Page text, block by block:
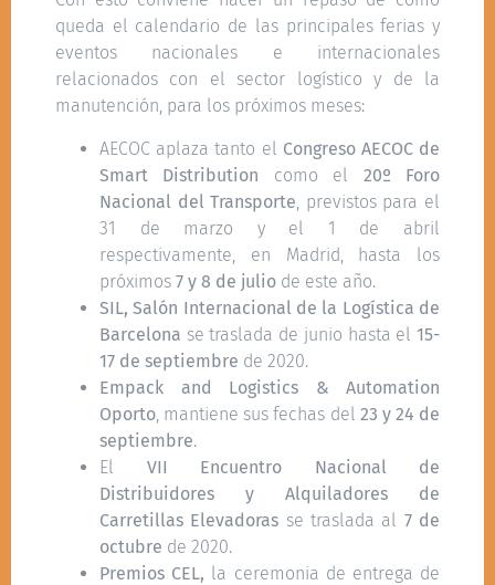
queda el calendario de las principales ferias y
eventos nacionales e internacionales
relacionados con el sector logístico y de la
manutención, para los próximos meses:
AECOC aplaza tanto el Congreso AECOC de
Smart Distribution como el 20º Foro
Nacional del Transporte , previstos para el
31 de marzo y el 1 de abril
respectivamente, en Madrid, hasta los
próximos 7 y 8 de julio de este año.
SIL, Salón Internacional de la Logística de
Barcelona se traslada de junio hasta el 15-
17 de septiembre de 2020.
Empack and Logistics & Automation
Oporto , mantiene sus fechas del 23 y 24 de
septiembre.
El VII Encuentro Nacional de
Distribuidores y Alquiladores de
Carretillas Elevadoras se traslada al 7 de
octubre de 2020.
Premios CEL, la ceremonia de entrega de